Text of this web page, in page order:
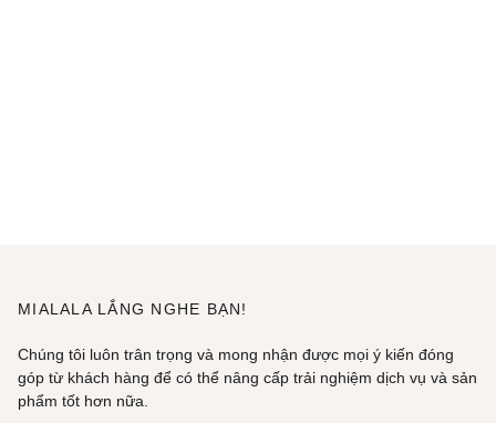
MIALALA LẮNG NGHE BẠN!
Chúng tôi luôn trân trọng và mong nhận được mọi ý kiến đóng
góp từ khách hàng để có thể nâng cấp trải nghiệm dịch vụ và sản
phẩm tốt hơn nữa.